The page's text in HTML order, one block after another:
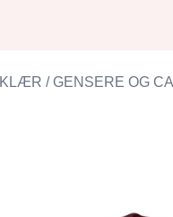
KLÆR / GENSERE OG